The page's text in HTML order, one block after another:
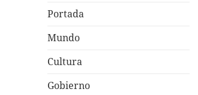
Portada
Mundo
Cultura
Gobierno